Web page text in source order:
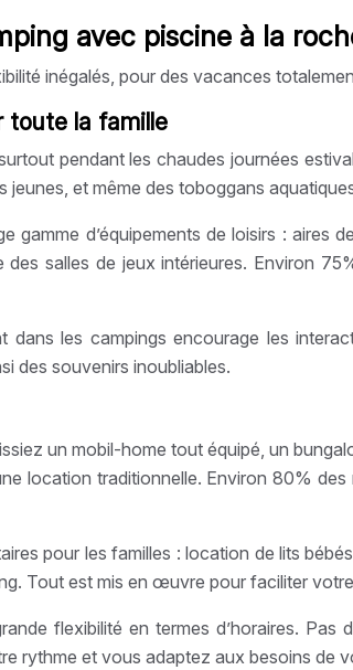
avec piscine à la
inégalés, pour des vacances
toute la famille
pendant les chaudes journées
et même des toboggans
gamme d’équipements de loisirs :
salles de jeux intérieures. Environ
dans les campings encourage les
des souvenirs inoubliables.
un mobil-home tout équipé, un
location traditionnelle. Environ 80%
pour les familles : location de lits
Tout est mis en œuvre pour faciliter
flexibilité en termes d’horaires.
rythme et vous adaptez aux besoins de